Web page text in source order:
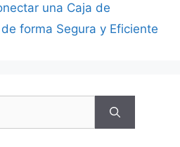
una Caja de
forma Segura y Eficiente